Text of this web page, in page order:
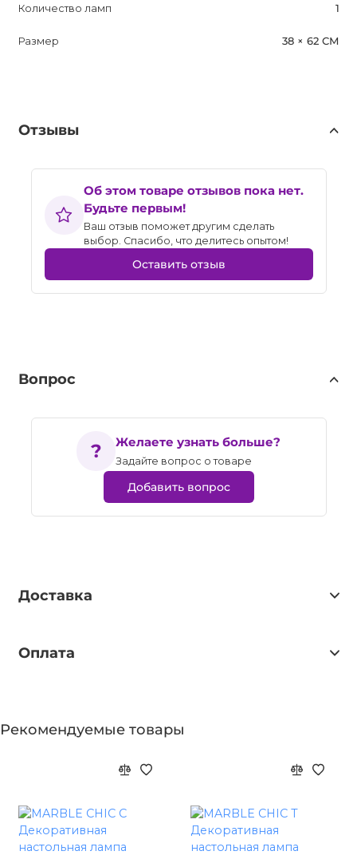
Количество ламп 1
Размер 38 × 62 СМ
Отзывы
Об этом товаре отзывов пока нет.
Будьте первым!
Ваш отзыв поможет другим сделать
выбор. Спасибо, что делитесь опытом!
Оставить отзыв
Вопрос
Желаете узнать больше?
Задайте вопрос о товаре
Добавить вопрос
Доставка
Оплата
Рекомендуемые товары